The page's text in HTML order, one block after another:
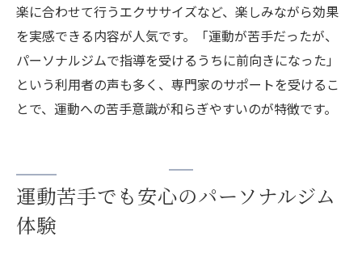
楽に合わせて行うエクササイズなど、楽しみながら効果
を実感できる内容が人気です。「運動が苦手だったが、
パーソナルジムで指導を受けるうちに前向きになった」
という利用者の声も多く、専門家のサポートを受けるこ
とで、運動への苦手意識が和らぎやすいのが特徴です。
運動苦手でも安心のパーソナルジム
体験